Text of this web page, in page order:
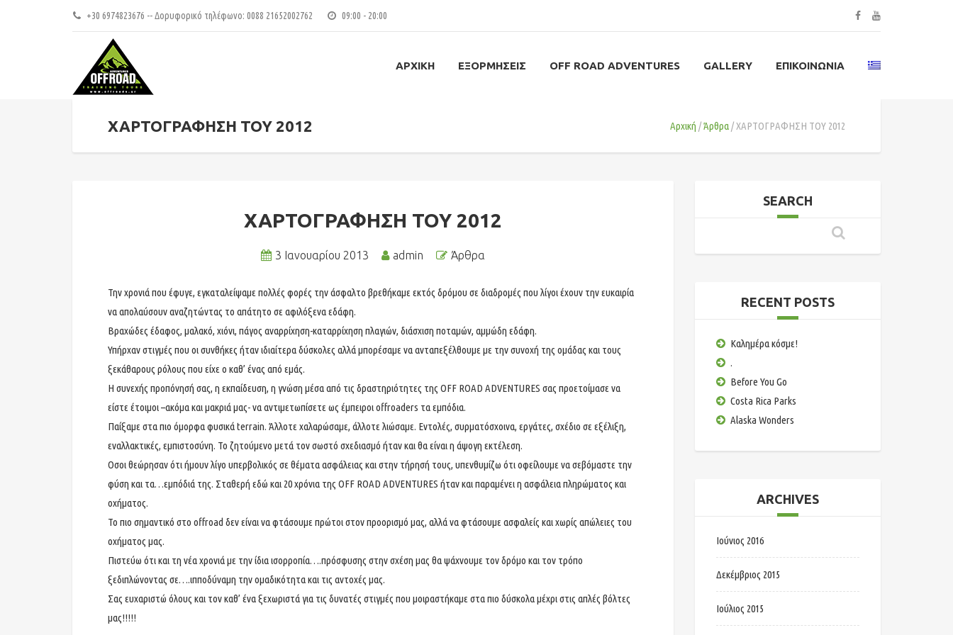
+30 6974823676 -- Δορυφορικό τηλέφωνο: 0088 21652002762 09:00 - 20:00
ΑΡΧΙΚΉ ΕΞΟΡΜΉΣΕΙΣ OFF ROAD ADVENTURES GALLERY ΕΠΙΚΟΙΝΩΝΊΑ
ΧΑΡΤΟΓΡΑΦΗΣΗ ΤΟΥ 2012 Αρχική Άρθρα ΧΑΡΤΟΓΡΑΦΗΣΗ ΤΟΥ 2012
ΧΑΡΤΟΓΡΑΦΗΣΗ ΤΟΥ 2012
3 Ιανουαρίου 2013 admin Άρθρα
Την χρονιά που έφυγε, εγκαταλείψαμε πολλές φορές την άσφαλτο βρεθήκαμε εκτός δρόμου σε διαδρομές που λίγοι έχουν την ευκαιρία
να απολαύσουν αναζητώντας το απάτητο σε αφιλόξενα εδάφη.
Βραχώδες έδαφος, μαλακό, χιόνι, πάγος αναρρίχηση-καταρρίχηση πλαγιών, διάσχιση ποταμών, αμμώδη εδάφη.
Υπήρχαν στιγμές που οι συνθήκες ήταν ιδιαίτερα δύσκολες αλλά μπορέσαμε να ανταπεξέλθουμε με την συνοχή της ομάδας και τους
ξεκάθαρους ρόλους που είχε ο καθ’ ένας από εμάς.
Η συνεχής προπόνησή σας, η εκπαίδευση, η γνώση μέσα από τις δραστηριότητες της OFF ROAD ADVENTURES σας προετοίμασε να
είστε έτοιμοι –ακόμα και μακριά μας- να αντιμετωπίσετε ως έμπειροι offroaders τα εμπόδια.
Παίξαμε στα πιο όμορφα φυσικά terrain. Άλλοτε χαλαρώσαμε, άλλοτε λιώσαμε. Εντολές, συρματόσχοινα, εργάτες, σχέδιο σε εξέλιξη,
εναλλακτικές, εμπιστοσύνη. Το ζητούμενο μετά τον σωστό σχεδιασμό ήταν και θα είναι η άψογη εκτέλεση.
Οσοι θεώρησαν ότι ήμουν λίγο υπερβολικός σε θέματα ασφάλειας και στην τήρησή τους, υπενθυμίζω ότι οφείλουμε να σεβόμαστε την
φύση και τα…εμπόδιά της. Σταθερή εδώ και 20 χρόνια της OFF ROAD ADVENTURES ήταν και παραμένει η ασφάλεια πληρώματος και
οχήματος.
Το πιο σημαντικό στο offroad δεν είναι να φτάσουμε πρώτοι στον προορισμό μας, αλλά να φτάσουμε ασφαλείς και χωρίς απώλειες του
οχήματος μας.
Πιστεύω ότι και τη νέα χρονιά με την ίδια ισορροπία….πρόσφυσης στην σχέση μας θα ψάχνουμε τον δρόμο και τον τρόπο
ξεδιπλώνοντας σε….ιπποδύναμη την ομαδικότητα και τις αντοχές μας.
Σας ευχαριστώ όλους και τον καθ’ ένα ξεχωριστά για τις δυνατές στιγμές που μοιραστήκαμε στα πιο δύσκολα μέχρι στις απλές βόλτες
μας!!!!!
SEARCH
RECENT POSTS
Καλημέρα κόσμε!
.
Before You Go
Costa Rica Parks
Alaska Wonders
ARCHIVES
Ιούνιος 2016
Δεκέμβριος 2015
Ιούλιος 2015